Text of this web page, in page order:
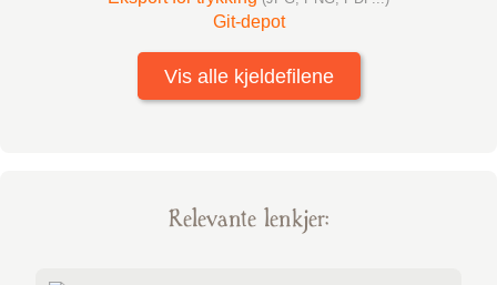
Git-depot
Vis alle kjeldefilene
Relevante lenkjer: